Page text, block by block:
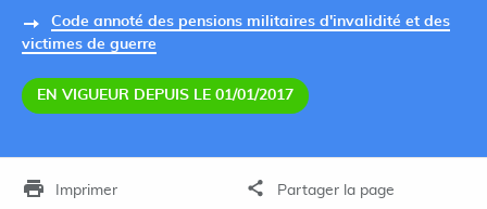
Code annoté des pensions militaires d'invalidité et des
victimes de guerre
EN VIGUEUR DEPUIS LE 01/01/2017
Imprimer Partager la page